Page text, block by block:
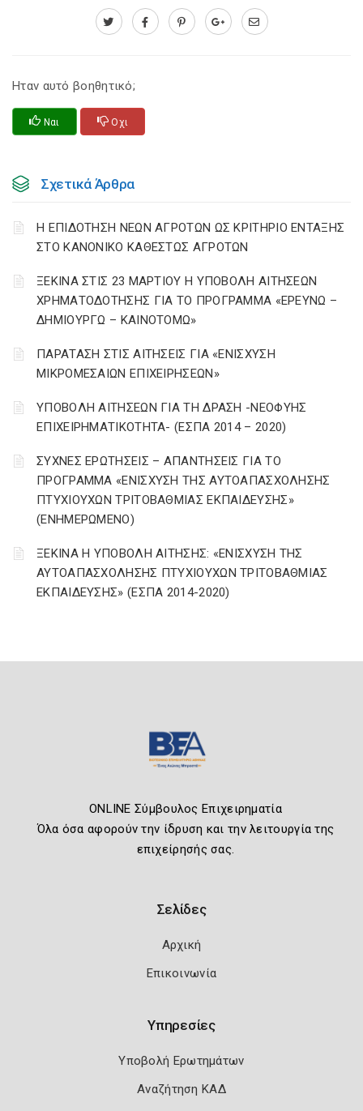
Ηταν αυτό βοηθητικό;
Ναι Οχι
Σχετικά Άρθρα
Η ΕΠΙΔΟΤΗΣΗ ΝΕΩΝ ΑΓΡΟΤΩΝ ΩΣ ΚΡΙΤΗΡΙΟ ΕΝΤΑΞΗΣ
ΣΤΟ ΚΑΝΟΝΙΚΟ ΚΑΘΕΣΤΩΣ ΑΓΡΟΤΩΝ
ΞΕΚΙΝΑ ΣΤΙΣ 23 ΜΑΡΤΙΟΥ Η ΥΠΟΒΟΛΗ ΑΙΤΗΣΕΩΝ
ΧΡΗΜΑΤΟΔΟΤΗΣΗΣ ΓΙΑ ΤΟ ΠΡΟΓΡΑΜΜΑ «ΕΡΕΥΝΩ –
ΔΗΜΙΟΥΡΓΩ – ΚΑΙΝΟΤΟΜΩ»
ΠΑΡΑΤΑΣΗ ΣΤΙΣ ΑΙΤΗΣΕΙΣ ΓΙΑ «ΕΝΙΣΧΥΣΗ
ΜΙΚΡΟΜΕΣΑΙΩΝ ΕΠΙΧΕΙΡΗΣΕΩΝ»
ΥΠΟΒΟΛΗ ΑΙΤΗΣΕΩΝ ΓΙΑ ΤΗ ΔΡΑΣΗ -ΝΕΟΦΥΗΣ
ΕΠΙΧΕΙΡΗΜΑΤΙΚΟΤΗΤΑ- (ΕΣΠΑ 2014 – 2020)
ΣΥΧΝΕΣ ΕΡΩΤΗΣΕΙΣ – ΑΠΑΝΤΗΣΕΙΣ ΓΙΑ ΤΟ
ΠΡΟΓΡΑΜΜΑ «ΕΝΙΣΧΥΣΗ ΤΗΣ ΑΥΤΟΑΠΑΣΧΟΛΗΣΗΣ
ΠΤΥΧΙΟΥΧΩΝ ΤΡΙΤΟΒΑΘΜΙΑΣ ΕΚΠΑΙΔΕΥΣΗΣ»
(ΕΝΗΜΕΡΩΜΕΝΟ)
ΞΕΚΙΝΑ Η ΥΠΟΒΟΛΗ ΑΙΤΗΣΗΣ: «ΕΝΙΣΧΥΣΗ ΤΗΣ
ΑΥΤΟΑΠΑΣΧΟΛΗΣΗΣ ΠΤΥΧΙΟΥΧΩΝ ΤΡΙΤΟΒΑΘΜΙΑΣ
ΕΚΠΑΙΔΕΥΣΗΣ» (ΕΣΠΑ 2014-2020)
ONLINE Σύμβουλος Επιχειρηματία
Όλα όσα αφορούν την ίδρυση και την λειτουργία της
επιχείρησής σας.
Σελίδες
Αρχική
Επικοινωνία
Υπηρεσίες
Υποβολή Ερωτημάτων
Αναζήτηση ΚΑΔ